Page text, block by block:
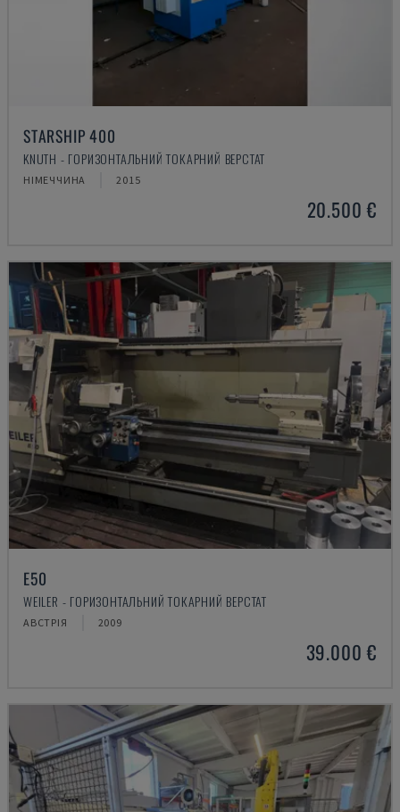
STARSHIP 400
KNUTH - ГОРИЗОНТАЛЬНИЙ ТОКАРНИЙ ВЕРСТАТ
НІМЕЧЧИНА 2015
20.500 €
E50
WEILER - ГОРИЗОНТАЛЬНИЙ ТОКАРНИЙ ВЕРСТАТ
АВСТРІЯ 2009
39.000 €